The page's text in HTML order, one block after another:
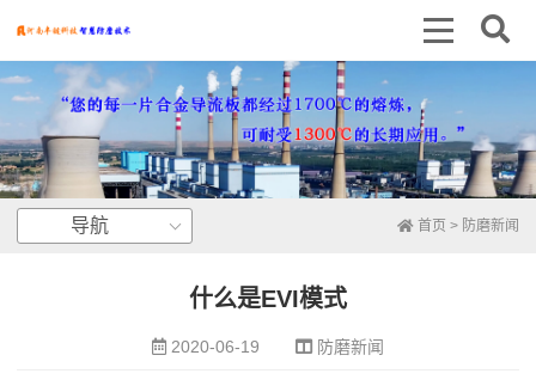
导航 首页 > 防磨新闻
什么是EVI模式
2020-06-19 防磨新闻